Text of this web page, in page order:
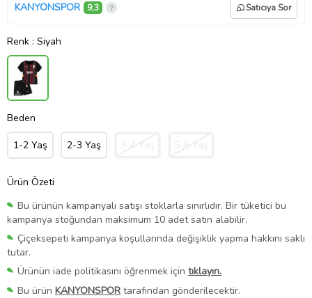
KANYONSPOR 9,3 Satıcıya Sor
Renk : Siyah
Beden
1-2 Yaş 2-3 Yaş 3-4 Yaş 5-6 Yaş
Ürün Özeti
Bu ürünün kampanyalı satışı stoklarla sınırlıdır. Bir tüketici bu
kampanya stoğundan maksimum 10 adet satın alabilir.
Çiçeksepeti kampanya koşullarında değişiklik yapma hakkını saklı
tutar.
Ürünün iade politikasını öğrenmek için tıklayın.
Bu ürün KANYONSPOR tarafından gönderilecektir.